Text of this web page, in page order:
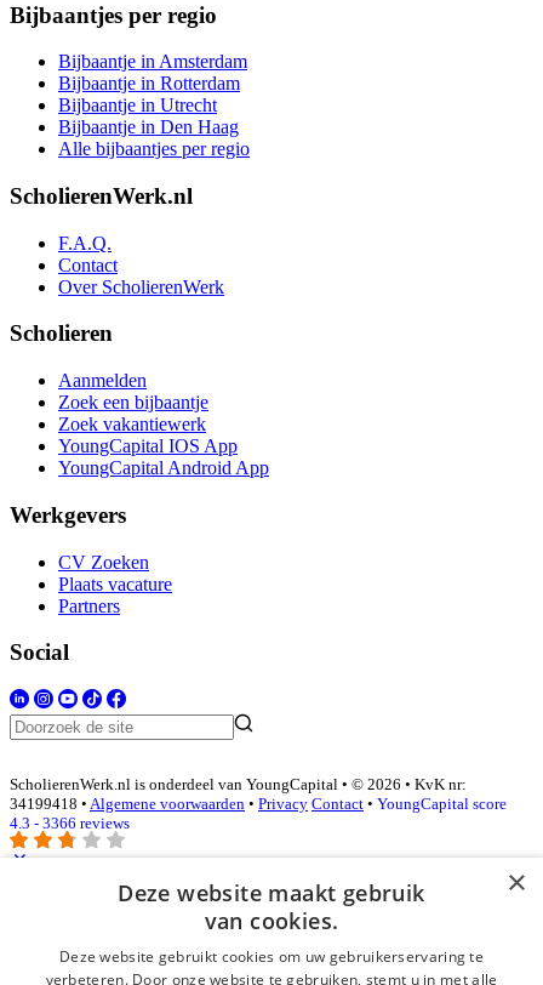
Bijbaantjes per regio
Bijbaantje in Amsterdam
Bijbaantje in Rotterdam
Bijbaantje in Utrecht
Bijbaantje in Den Haag
Alle bijbaantjes per regio
ScholierenWerk.nl
F.A.Q.
Contact
Over ScholierenWerk
Scholieren
Aanmelden
Zoek een bijbaantje
Zoek vakantiewerk
YoungCapital IOS App
YoungCapital Android App
Werkgevers
CV Zoeken
Plaats vacature
Partners
Social
ScholierenWerk.nl is onderdeel van YoungCapital • © 2026 • KvK nr:
34199418 • Algemene voorwaarden • Privacy Contact • YoungCapital score
4.3 - 3366 reviews
Inloggen als bedrijf
E-mail*
×
Deze website maakt gebruik
van cookies.
Deze website gebruikt cookies om uw gebruikerservaring te
verbeteren. Door onze website te gebruiken, stemt u in met alle